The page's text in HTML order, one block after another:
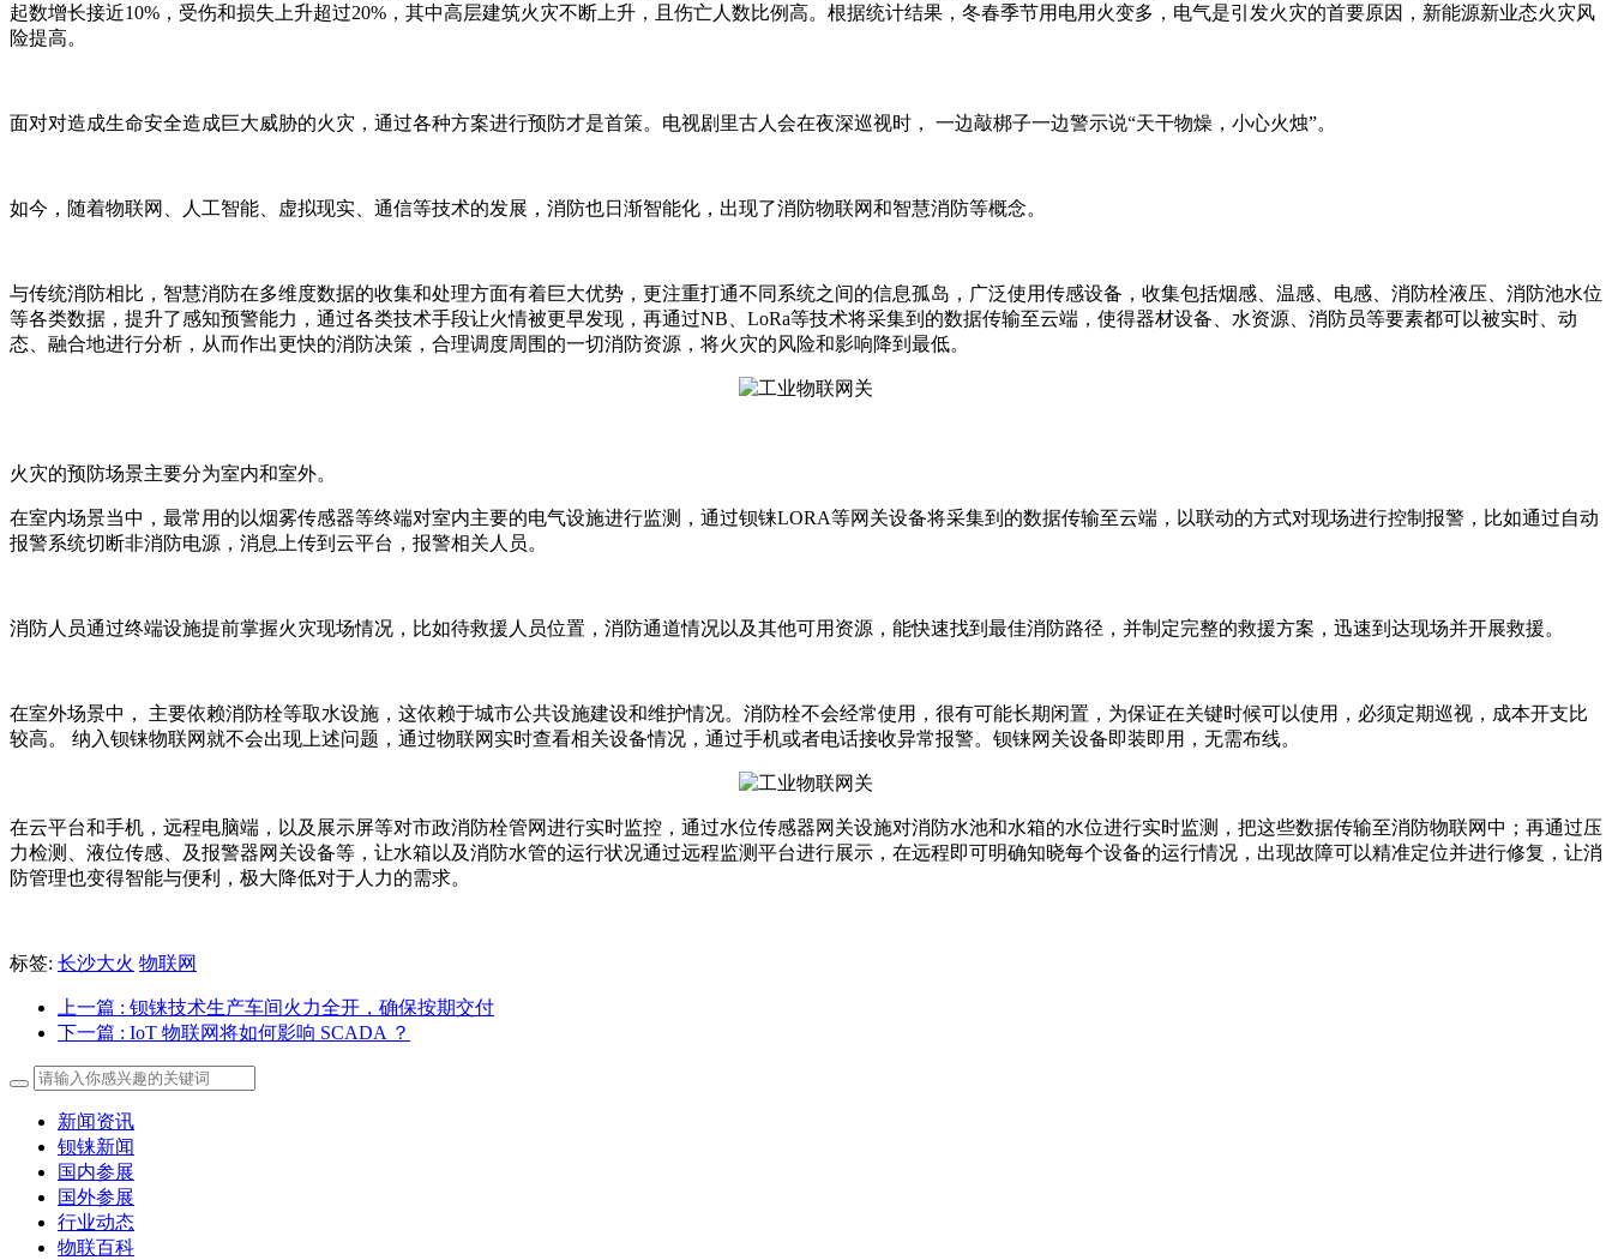
起数增长接近10%，受伤和损失上升超过20%，其中高层建筑火灾不断上升，且伤亡人数比例高。根据统计结果，冬春季节用电用火变多，电气是引发火灾的首要原因，新能源新业态火灾风
险提高。
面对对造成生命安全造成巨大威胁的火灾，通过各种方案进行预防才是首策。电视剧里古人会在夜深巡视时， 一边敲梆子一边警示说“天干物燥，小心火烛”。
如今，随着物联网、人工智能、虚拟现实、通信等技术的发展，消防也日渐智能化，出现了消防物联网和智慧消防等概念。
与传统消防相比，智慧消防在多维度数据的收集和处理方面有着巨大优势，更注重打通不同系统之间的信息孤岛，广泛使用传感设备，收集包括烟感、温感、电感、消防栓液压、消防池水位
等各类数据，提升了感知预警能力，通过各类技术手段让火情被更早发现，再通过NB、LoRa等技术将采集到的数据传输至云端，使得器材设备、水资源、消防员等要素都可以被实时、动
态、融合地进行分析，从而作出更快的消防决策，合理调度周围的一切消防资源，将火灾的风险和影响降到最低。
火灾的预防场景主要分为室内和室外。
在室内场景当中，最常用的以烟雾传感器等终端对室内主要的电气设施进行监测，通过钡铼LORA等网关设备将采集到的数据传输至云端，以联动的方式对现场进行控制报警，比如通过自动
报警系统切断非消防电源，消息上传到云平台，报警相关人员。
消防人员通过终端设施提前掌握火灾现场情况，比如待救援人员位置，消防通道情况以及其他可用资源，能快速找到最佳消防路径，并制定完整的救援方案，迅速到达现场并开展救援。
在室外场景中， 主要依赖消防栓等取水设施，这依赖于城市公共设施建设和维护情况。消防栓不会经常使用，很有可能长期闲置，为保证在关键时候可以使用，必须定期巡视，成本开支比
较高。 纳入钡铼物联网就不会出现上述问题，通过物联网实时查看相关设备情况，通过手机或者电话接收异常报警。钡铼网关设备即装即用，无需布线。
在云平台和手机，远程电脑端，以及展示屏等对市政消防栓管网进行实时监控，通过水位传感器网关设施对消防水池和水箱的水位进行实时监测，把这些数据传输至消防物联网中；再通过压
力检测、液位传感、及报警器网关设备等，让水箱以及消防水管的运行状况通过远程监测平台进行展示，在远程即可明确知晓每个设备的运行情况，出现故障可以精准定位并进行修复，让消
防管理也变得智能与便利，极大降低对于人力的需求。
标签: 长沙大火 物联网
上一篇 : 钡铼技术生产车间火力全开，确保按期交付
下一篇 : IoT 物联网将如何影响 SCADA ？
新闻资讯
钡铼新闻
国内参展
国外参展
行业动态
物联百科